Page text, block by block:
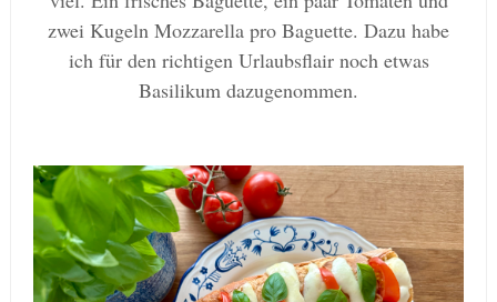
zwei Kugeln Mozzarella pro Baguette. Dazu habe
ich für den richtigen Urlaubsflair noch etwas
Basilikum dazugenommen.